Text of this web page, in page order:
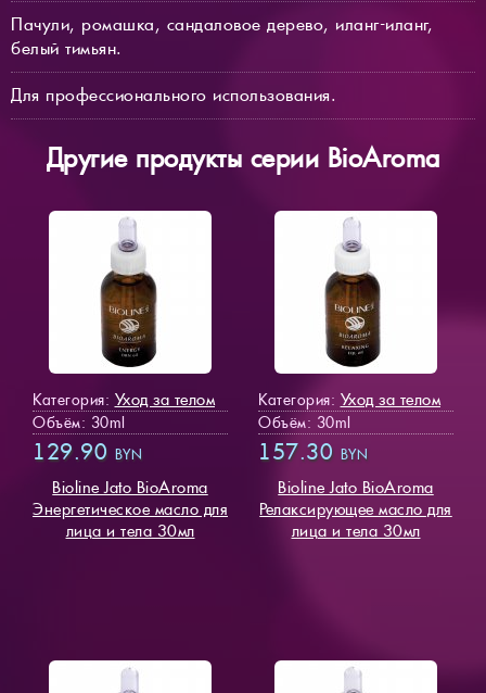
Пачули, ромашка, сандаловое дерево, иланг-иланг,
белый тимьян.
Для профессионального использования.
Другие продукты серии BioAroma
Категория: Уход за телом
Объём: 30ml
129.90 BYN
Bioline Jato BioAroma
Энергетическое масло для
лица и тела 30мл
Категория: Уход за телом
Объём: 30ml
157.30 BYN
Bioline Jato BioAroma
Релаксирующее масло для
лица и тела 30мл